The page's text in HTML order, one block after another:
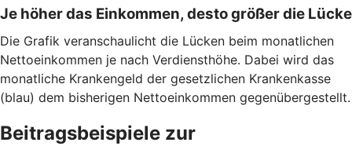
Je höher das Einkommen, desto größer die Lücke
Die Grafik veranschaulicht die Lücken beim monatlichen
Nettoeinkommen je nach Verdiensthöhe. Dabei wird das
monatliche Krankengeld der gesetzlichen Krankenkasse
(blau) dem bisherigen Nettoeinkommen gegenübergestellt.
Beitragsbeispiele zur